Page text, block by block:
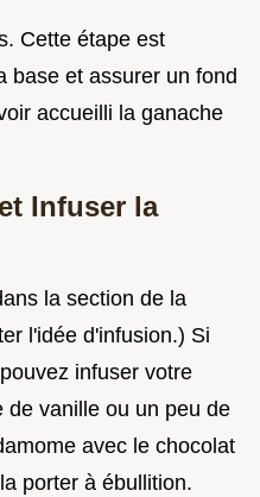
Cette étape est
base et assurer un fond
accueilli la ganache
Infuser la
la section de la
l'idée d'infusion.) Si
infuser votre
de vanille ou un peu de
avec le chocolat
porter à ébullition.